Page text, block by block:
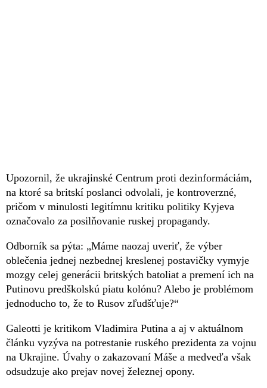
Upozornil, že ukrajinské Centrum proti dezinformáciám,
na ktoré sa britskí poslanci odvolali, je kontroverzné,
pričom v minulosti legitímnu kritiku politiky Kyjeva
označovalo za posilňovanie ruskej propagandy.
Odborník sa pýta: „Máme naozaj uveriť, že výber
oblečenia jednej nezbednej kreslenej postavičky vymyje
mozgy celej generácii britských batoliat a premení ich na
Putinovu predškolskú piatu kolónu? Alebo je problémom
jednoducho to, že to Rusov zľudšťuje?“
Galeotti je kritikom Vladimira Putina a aj v aktuálnom
článku vyzýva na potrestanie ruského prezidenta za vojnu
na Ukrajine. Úvahy o zakazovaní Máše a medveďa však
odsudzuje ako prejav novej železnej opony.